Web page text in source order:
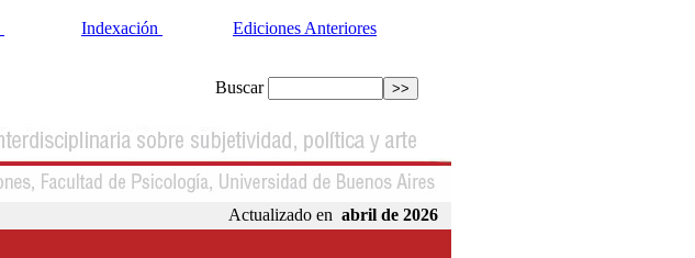
Indexación Ediciones Anteriores
Buscar
Actualizado en abril de 2026